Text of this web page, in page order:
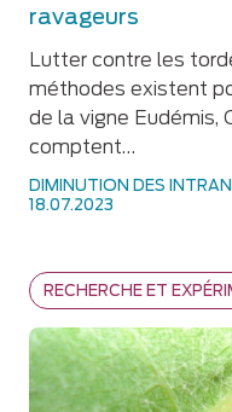
ravageurs
DIMINUTION DES
18.07.2023
Lutter contre les
méthodes existent
de la vigne Eudémis,
comptent…
RECHERCHE ET